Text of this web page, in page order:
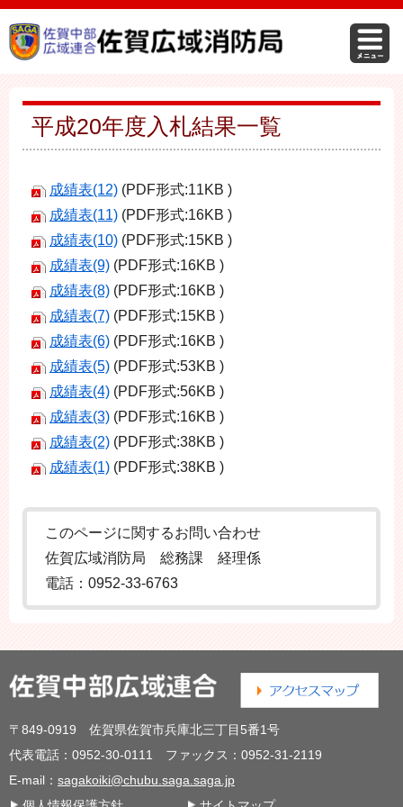
平成20年度入札結果一覧
成績表(12) (PDF形式:11KB )
成績表(11) (PDF形式:16KB )
成績表(10) (PDF形式:15KB )
成績表(9) (PDF形式:16KB )
成績表(8) (PDF形式:16KB )
成績表(7) (PDF形式:15KB )
成績表(6) (PDF形式:16KB )
成績表(5) (PDF形式:53KB )
成績表(4) (PDF形式:56KB )
成績表(3) (PDF形式:16KB )
成績表(2) (PDF形式:38KB )
成績表(1) (PDF形式:38KB )
このページに関するお問い合わせ
佐賀広域消防局 総務課 経理係
電話：0952-33-6763
〒849-0919 佐賀県佐賀市兵庫北三丁目5番1号
代表電話：0952-30-0111 ファックス：0952-31-2119
E-mail： sagakoiki@chubu.saga.saga.jp